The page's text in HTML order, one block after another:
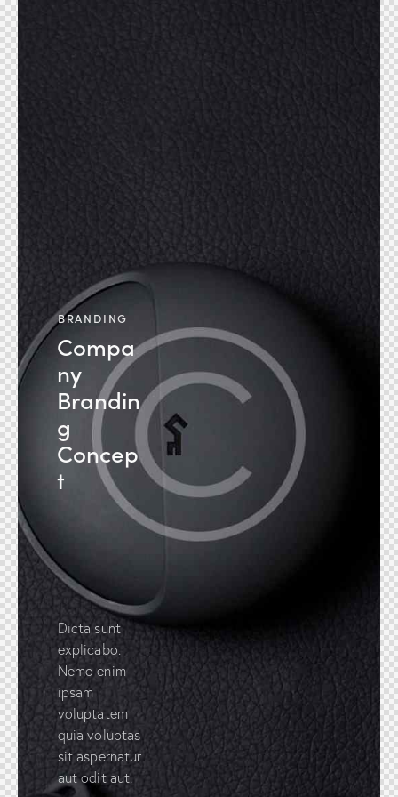
BRANDING
Compa
ny
Brandin
g
Concep
t
Dicta sunt
explicabo.
Nemo enim
ipsam
voluptatem
quia voluptas
sit aspernatur
aut odit aut.